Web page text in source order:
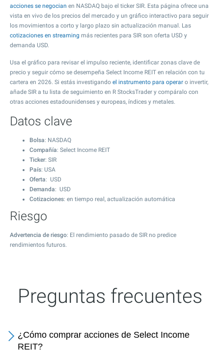
acciones se negocian en NASDAQ bajo el ticker SIR. Esta página ofrece una
vista en vivo de los precios del mercado y un gráfico interactivo para seguir
los movimientos a corto y largo plazo sin actualización manual. Las
cotizaciones en streaming más recientes para SIR son oferta USD y
demanda USD.
Usa el gráfico para revisar el impulso reciente, identificar zonas clave de
precio y seguir cómo se desempeña Select Income REIT en relación con tu
cartera en 2026. Si estás investigando el instrumento para operar o invertir,
añade SIR a tu lista de seguimiento en R StocksTrader y compáralo con
otras acciones estadounidenses y europeas, índices y metales.
Datos clave
Bolsa: NASDAQ
Compañía: Select Income REIT
Ticker: SIR
País: USA
Oferta: USD
Demanda: USD
Cotizaciones: en tiempo real, actualización automática
Riesgo
Advertencia de riesgo: El rendimiento pasado de SIR no predice
rendimientos futuros.
Preguntas frecuentes
¿Cómo comprar acciones de Select Income
REIT?